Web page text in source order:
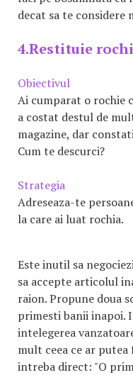
decat sa te considere
4.Restituie
Obiectivul
Ai cumparat o rochie
a costat destul de
magazine, dar
Cum te descurci?
Strategia
Adreseaza-te
la care ai luat rochia.
Este inutil sa
sa accepte articolul
raion. Propune doua
primesti banii inapoi.
intelegerea
mult ceea ce ar
intreba direct: "O